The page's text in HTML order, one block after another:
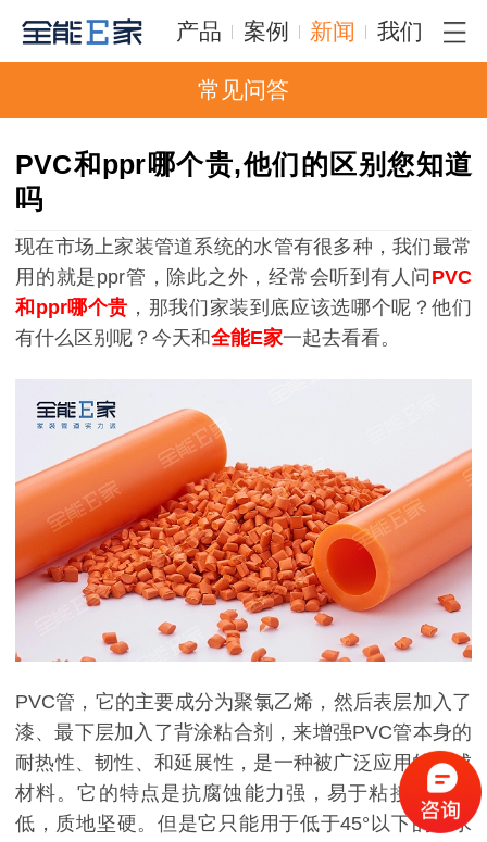
产品 案例 新闻 我们
常见问答
PVC和ppr哪个贵,他们的区别您知道
吗
现在市场上家装管道系统的水管有很多种，我们最常
用的就是ppr管，除此之外，经常会听到有人问 PVC
和ppr哪个贵 ，那我们家装到底应该选哪个呢？他们
有什么区别呢？今天和全能E家一起去看看。
PVC管，它的主要成分为聚氯乙烯，然后表层加入了
漆、最下层加入了背涂粘合剂，来增强PVC管本身的
耐热性、韧性、和延展性，是一种被广泛应用的合成
材料。它的特点是抗腐蚀能力强，易于粘接，价格
低，质地坚硬。但是它只能用于低于45°以下的给水